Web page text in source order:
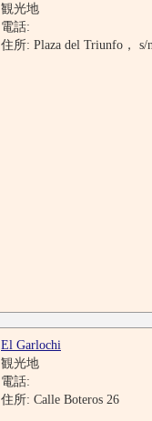
観光地
電話:
住所: Plaza del Triunfo， s/
El Garlochi
観光地
電話:
住所: Calle Boteros 26